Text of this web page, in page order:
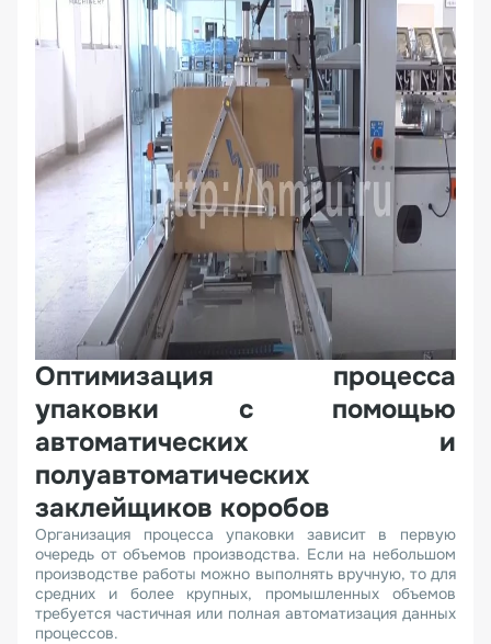
Оптимизация процесса
упаковки с помощью
автоматических и
полуавтоматических
заклейщиков коробов
Организация процесса упаковки зависит в первую
очередь от объемов производства. Если на небольшом
производстве работы можно выполнять вручную, то для
средних и более крупных, промышленных объемов
требуется частичная или полная автоматизация данных
процессов.